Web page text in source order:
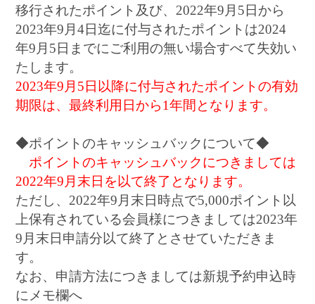
移行されたポイント及び、2022年9月5日から
2023年9月4日迄に付与されたポイントは2024
年9月5日までにご利用の無い場合すべて失効い
たします。
2023年9月5日以降に付与されたポイントの有効
期限は、最終利用日から1年間となります。
◆ポイントのキャッシュバックについて◆
ポイントのキャッシュバックにつきましては
2022年9月末日を以て終了となります。
ただし、2022年9月末日時点で5,000ポイント以
上保有されている会員様につきましては2023年
9月末日申請分以て終了とさせていただきま
す。
なお、申請方法につきましては新規予約申込時
にメモ欄へ